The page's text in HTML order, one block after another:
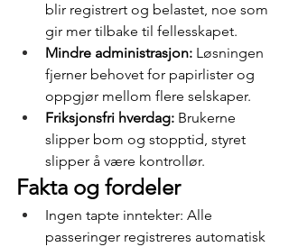
blir registrert og belastet, noe som
gir mer tilbake til fellesskapet.
Mindre administrasjon: Løsningen
fjerner behovet for papirlister og
oppgjør mellom flere selskaper.
Friksjonsfri hverdag: Brukerne
slipper bom og stopptid, styret
slipper å være kontrollør.
Fakta og fordeler
Ingen tapte inntekter: Alle
passeringer registreres automatisk